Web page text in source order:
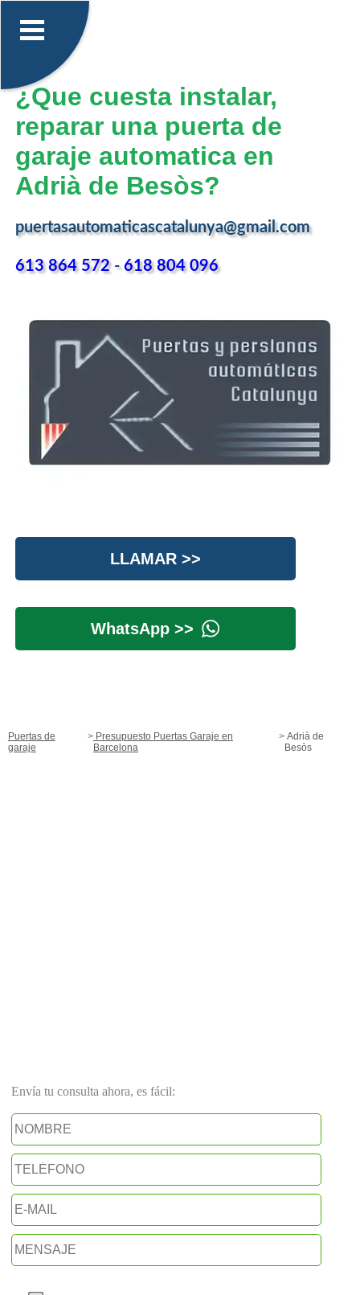
¿Que cuesta instalar,
reparar una puerta de
garaje automatica en
Adrià de Besòs?
puertasautomaticascatalunya@gmail.com
613 864 572-618 804 096
LLAMAR >>
WhatsApp >>
Puertas de
garaje
Presupuesto Puertas Garaje en
Barcelona
Adrià de
Besòs
Envía tu consulta ahora, es fácil: